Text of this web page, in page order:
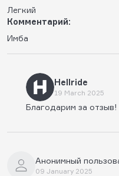
Легкий
Комментарий:
Имба
Hellride
19 March 2025
Благодарим за
Анонимный
09 January 2025